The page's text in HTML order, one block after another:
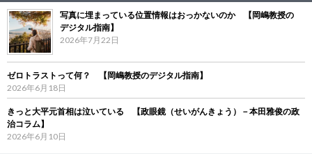
写真に埋まっている位置情報はおっかないのか 【岡嶋教授の
デジタル指南】
2026年7月22日
ゼロトラストって何？ 【岡嶋教授のデジタル指南】
2026年6月18日
きっと大平元首相は泣いている 【政眼鏡（せいがんきょう）－本田雅俊の政
治コラム】
2026年6月10日